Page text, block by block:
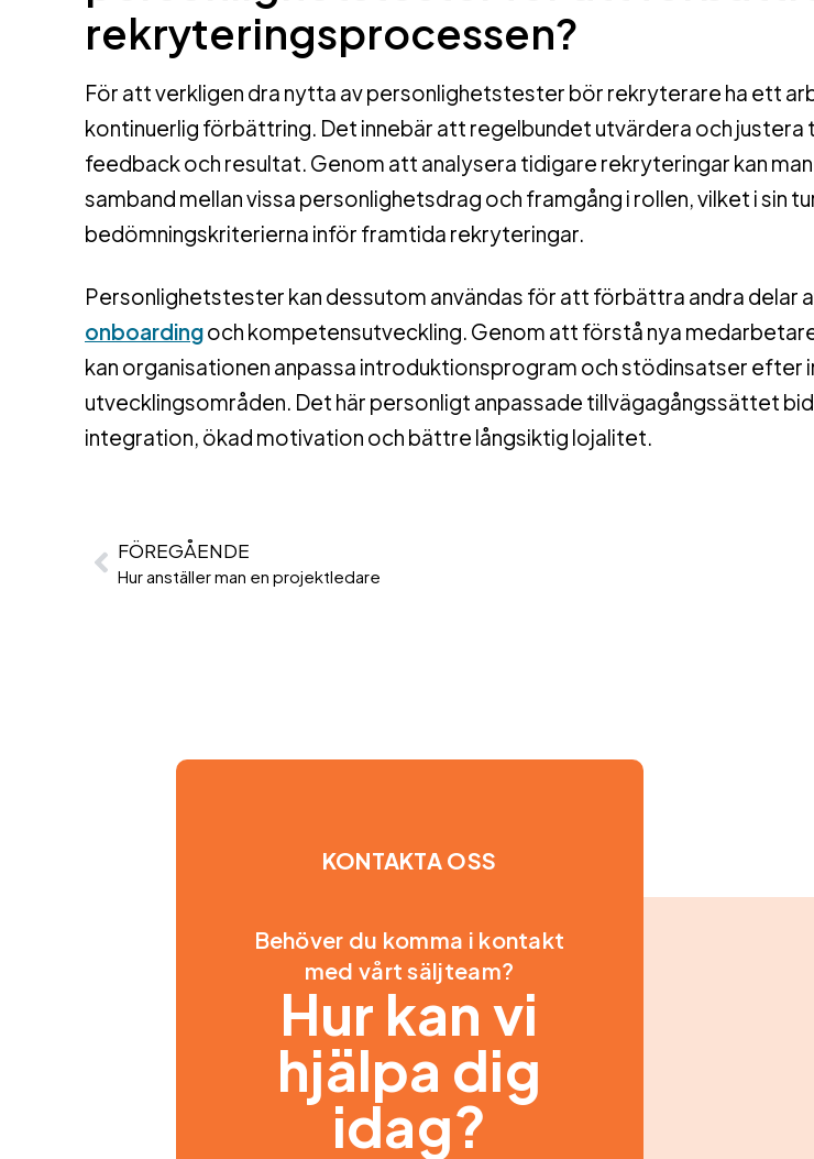
rekryteringsprocessen?
För att verkligen dra nytta av personlighetstester bör rekryterare ha ett
kontinuerlig förbättring. Det innebär att regelbundet utvärdera och
feedback och resultat. Genom att analysera tidigare rekryteringar kan
samband mellan vissa personlighetsdrag och framgång i rollen, vilket i sin
bedömningskriterierna inför framtida rekryteringar.
Personlighetstester kan dessutom användas för att förbättra andra delar
onboardingoch kompetensutveckling. Genom att förstå nya
kan organisationen anpassa introduktionsprogram och stödinsatser efter
utvecklingsområden. Det här personligt anpassade tillvägagångssättet
integration, ökad motivation och bättre långsiktig lojalitet.
FÖREGÅENDE
Hur anställer man en projektledare
KONTAKTA OSS
Behöver du komma i kontakt
med vårt säljteam?
Hur kan vi
hjälpa dig
idag?